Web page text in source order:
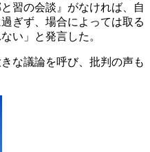
習の会談』がなければ、自
ぎず、場合によっては取る
い」と発言した。
な議論を呼び、批判の声も